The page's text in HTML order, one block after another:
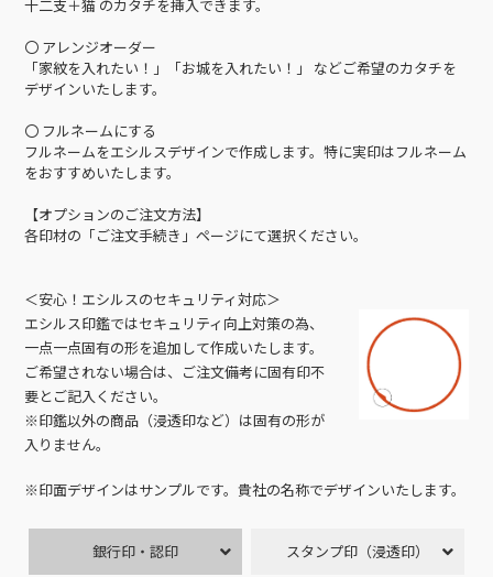
十二支＋猫 のカタチを挿入できます。
〇 アレンジオーダー
「家紋を入れたい！」「お城を入れたい！」 などご希望のカタチを
デザインいたします。
〇 フルネームにする
フルネームをエシルスデザインで作成します。特に実印はフルネーム
をおすすめいたします。
【オプションのご注文方法】
各印材の「ご注文手続き」ページにて選択ください。
＜安心！エシルスのセキュリティ対応＞
エシルス印鑑ではセキュリティ向上対策の為、
一点一点固有の形を追加して作成いたします。
ご希望されない場合は、ご注文備考に固有印不
要とご記入ください。
※印鑑以外の商品（浸透印など）は固有の形が
入りません。
※印面デザインはサンプルです。貴社の名称でデザインいたします。
銀行印・認印 スタンプ印（浸透印）